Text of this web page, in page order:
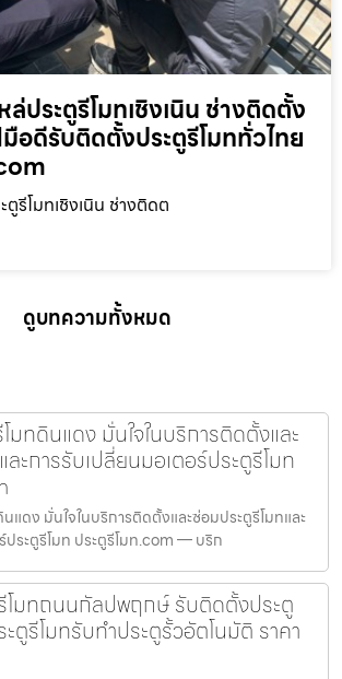
ล่ประตูรีโมทเชิงเนิน ช่างติดตั้ง
อดีรับติดตั้งประตูรีโมททั่วไทย
ตูรีโมทเชิงเนิน ช่างติดต
ดูบทความทั้งหมด
มทดินแดง มั่นใจในบริการติดตั้งและ
ะการรับเปลี่ยนมอเตอร์ประตูรีโมท
แดง มั่นใจในบริการติดตั้งและซ่อมประตูรีโมทและ
ประตูรีโมท ประตูรีโมท.com — บริก
โมทถนนกัลปพฤกษ์ รับติดตั้งประตู
ตูรีโมทรับทำประตูรั้วอัตโนมัติ ราคา